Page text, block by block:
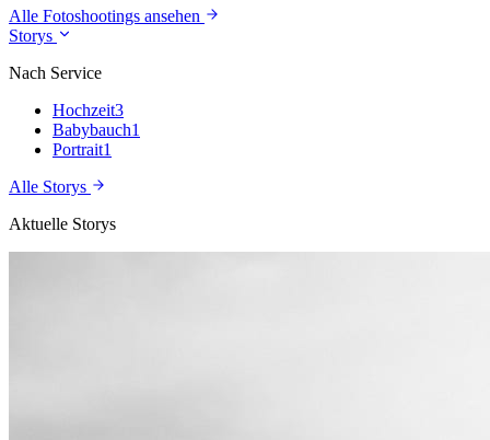
Alle Fotoshootings ansehen
Storys
Nach Service
Hochzeit3
Babybauch1
Portrait1
Alle Storys
Aktuelle Storys